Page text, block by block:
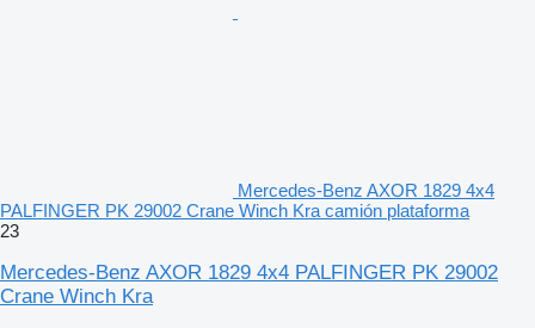
Mercedes-Benz AXOR 1829 4x4
PALFINGER PK 29002 Crane Winch Kra camión plataforma
23
Mercedes-Benz AXOR 1829 4x4 PALFINGER PK 29002
Crane Winch Kra